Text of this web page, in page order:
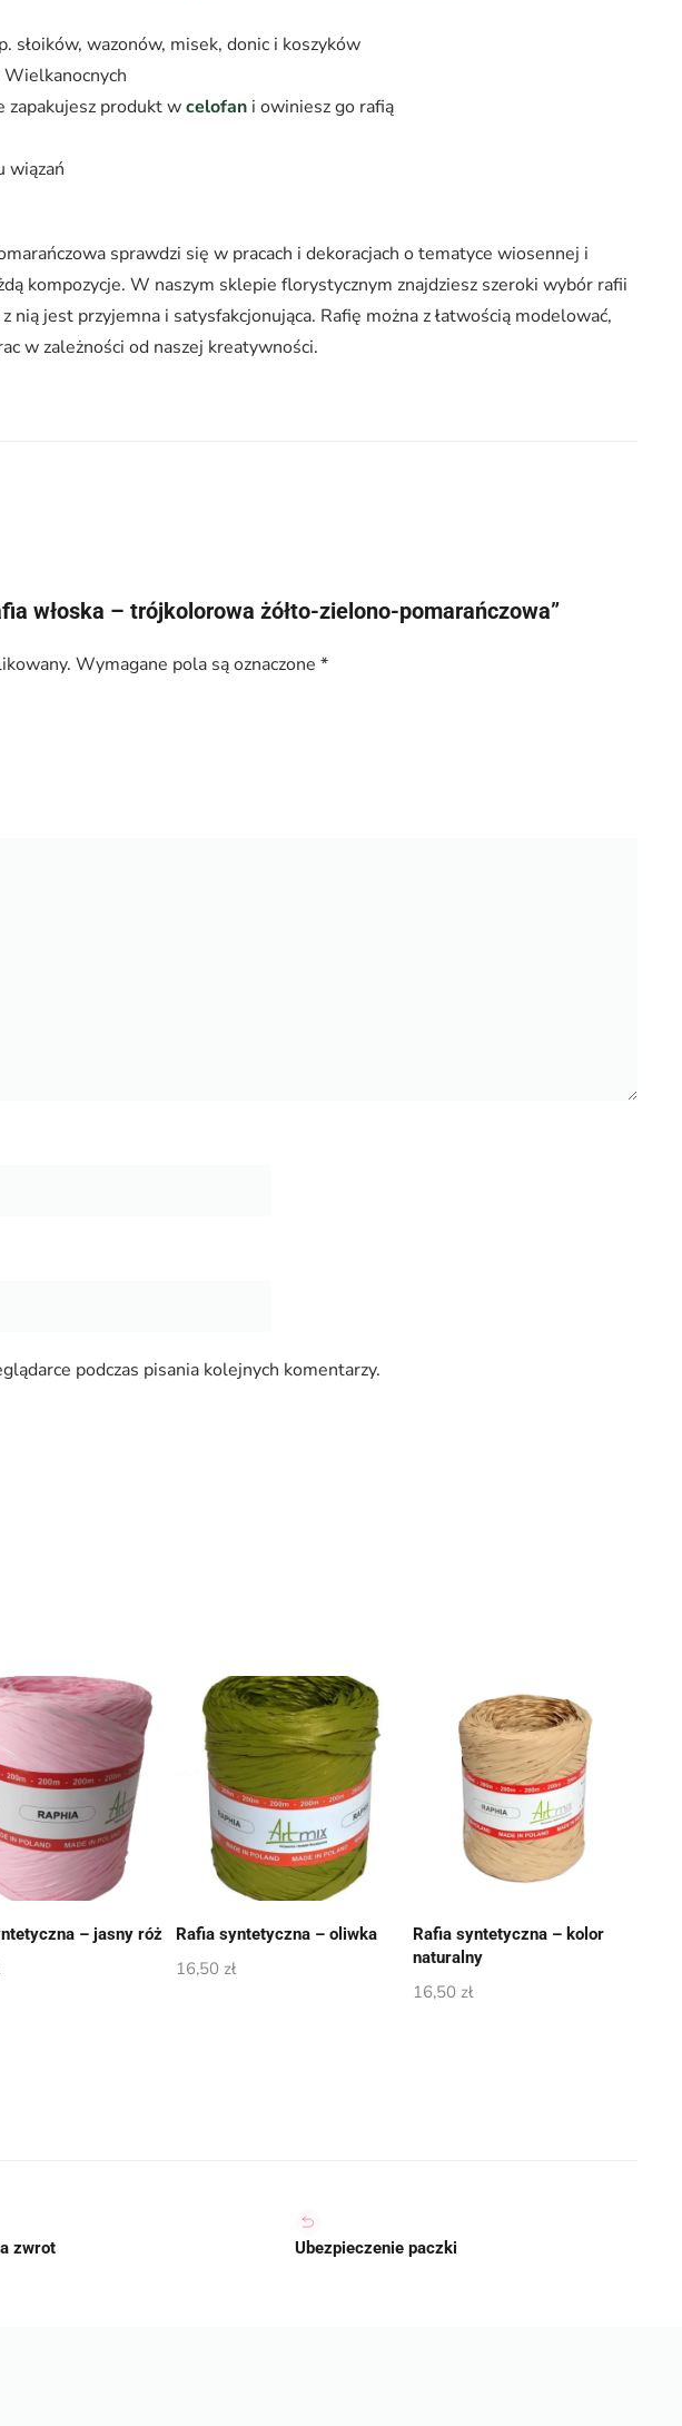
słoików, wazonów, misek, donic i koszyków
Wielkanocnych
zapakujesz produkt wcelofani owiniesz go rafią
wiązań
sprawdzi się w pracach i dekoracjach o tematyce wiosennej i
kompozycje. W naszym sklepie florystycznym znajdziesz szeroki wybór rafii
nią jest przyjemna i satysfakcjonująca. Rafię można z łatwością modelować,
w zależności od naszej kreatywności.
włoska – trójkolorowa żółto-zielono-pomarańczowa”
Wymagane pola są oznaczone *
podczas pisania kolejnych komentarzy.
– jasny róż Rafia syntetyczna – oliwka
16,50 zł
Rafia syntetyczna – kolor
naturalny
16,50 zł
zwrot Ubezpieczenie paczki